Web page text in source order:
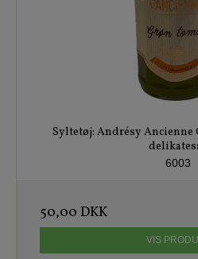
Syltetøj: Andrésy Ancienne
6003
50,00 DKK
VIS